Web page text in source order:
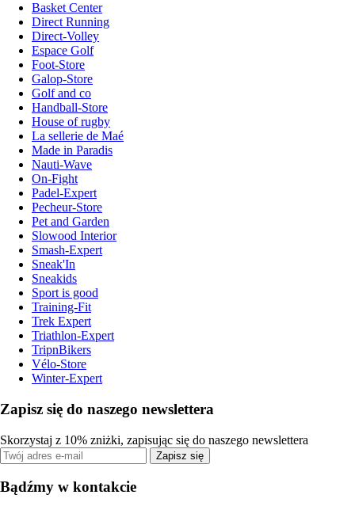
Basket Center
Direct Running
Direct-Volley
Espace Golf
Foot-Store
Galop-Store
Golf and co
Handball-Store
House of rugby
La sellerie de Maé
Made in Paradis
Nauti-Wave
On-Fight
Padel-Expert
Pecheur-Store
Pet and Garden
Slowood Interior
Smash-Expert
Sneak'In
Sneakids
Sport is good
Training-Fit
Trek Expert
Triathlon-Expert
TripnBikers
Vélo-Store
Winter-Expert
Zapisz się do naszego newslettera
Skorzystaj z 10% zniżki, zapisując się do naszego newslettera
Zapisz się
Bądźmy w kontakcie